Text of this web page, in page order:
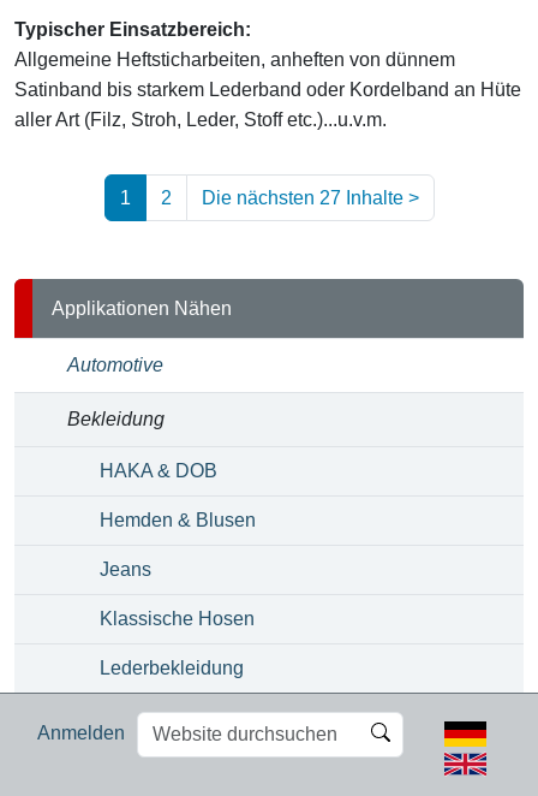
Anmelden
Website
durchsuchen
Erweiterte
Suche…
Typischer Einsatzbereich:
Allgemeine Heftsticharbeiten, anheften von dünnem
Satinband bis starkem Lederband oder Kordelband an Hüte
aller Art (Filz, Stroh, Leder, Stoff etc.)...u.v.m.
1
2 Die nächsten 27 Inhalte >
Applikationen Nähen
Automotive
Bekleidung
HAKA & DOB
Hemden & Blusen
Jeans
Klassische Hosen
Lederbekleidung
Wäsche & Bademode